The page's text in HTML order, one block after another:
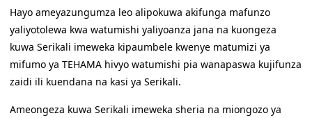
Hayo ameyazungumza leo alipokuwa akifunga mafunzo
yaliyotolewa kwa watumishi yaliyoanza jana na kuongeza
kuwa Serikali imeweka kipaumbele kwenye matumizi ya
mifumo ya TEHAMA hivyo watumishi pia wanapaswa kujifunza
zaidi ili kuendana na kasi ya Serikali.
Ameongeza kuwa Serikali imeweka sheria na miongozo ya